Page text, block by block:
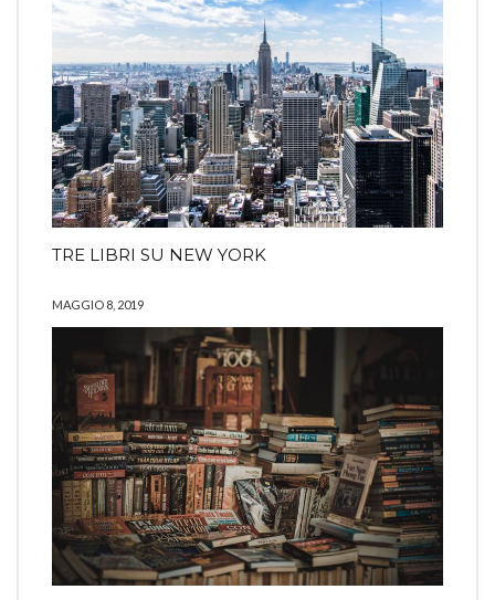
TRE LIBRI SU NEW YORK
MAGGIO 8, 2019